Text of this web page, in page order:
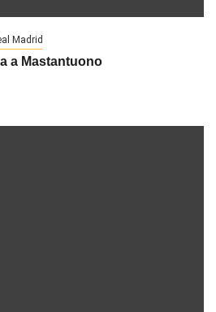
Madrid
a Mastantuono